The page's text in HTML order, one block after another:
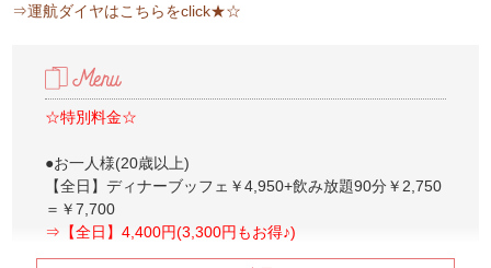
⇒運航ダイヤはこちらをclick★☆
☆特別料金☆
●お一人様(20歳以上)
【全日】ディナーブッフェ￥4,950+飲み放題90分￥2,750
＝￥7,700
⇒【全日】4,400円(3,300円もお得♪)